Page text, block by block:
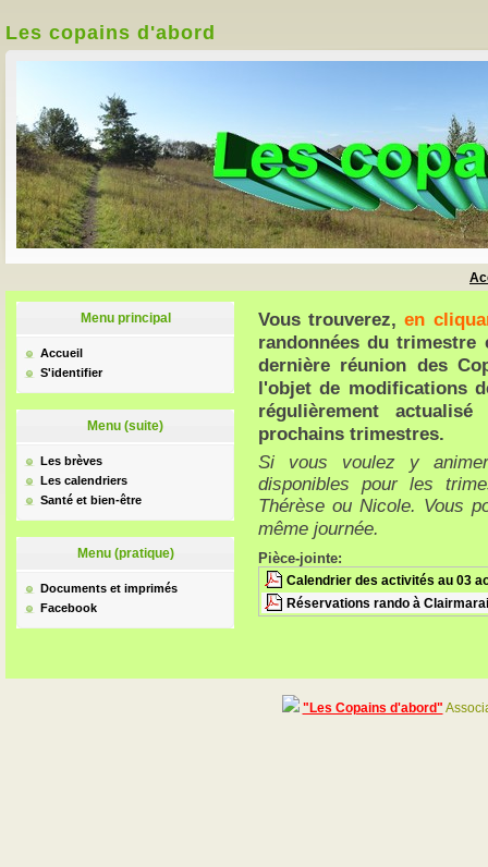
Les copains d'abord
Menu principal
Accueil
S'identifier
Menu (suite)
Les brèves
Les calendriers
Santé et bien-être
Menu (pratique)
Documents et imprimés
Facebook
Vous trouverez,en
randonnées du
dernière réunion des
l'objet de modifications
régulièrement
prochains trimestres.
Si vous voulez y
disponibles pour les
Thérèse ou Nicole. Vous
même journée.
Pièce-jointe:
Calendrier des activités au 03
Réservations rando à
"Les Copains d'abord"